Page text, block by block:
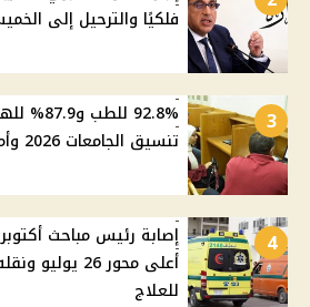
فلكيًا والترحيل إلى
3
92.8%
تنسيق الجامعات 2026 وأماكن المرحلة الثانية
4
إصابة رئيس مباحث
أعلى محور 26
للعلاج